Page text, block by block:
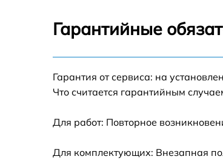
Ремонт СХД HP Proliant DL360E
DL360E Gen8
DL360E Gen8
Гарантийные
Гарантия от сервиса: на
Что считается гарантийным
Для работ: Повторное
Для комплектующих: Внезапная